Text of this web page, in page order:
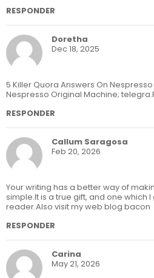
RESPONDER
Doretha
Dec 18, 2025
5 Killer Quora Answers On
Nespresso Original Machine;
RESPONDER
Callum Saragosa
Feb 20, 2026
Your writing has a better way of
simple.It is a true gift, and one which
reader.Also visit my web blog bacon
RESPONDER
Carina
May 21, 2026